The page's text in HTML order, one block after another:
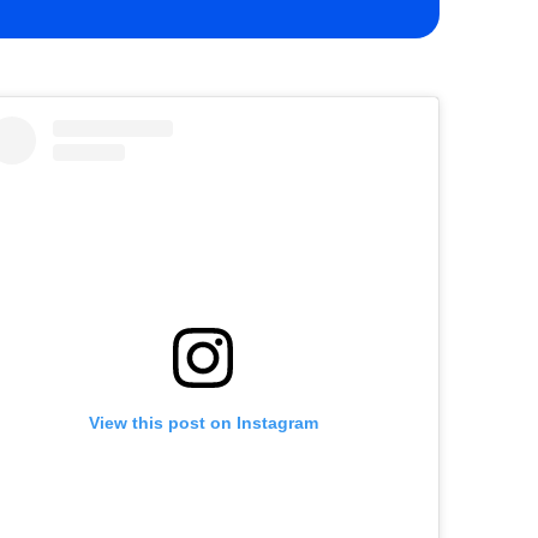
View this post on Instagram